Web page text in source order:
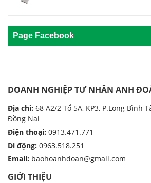
Page Facebook
DOANH NGHIỆP TƯ NHÂN ANH
Địa chỉ: 68 A2/2 Tổ 5A, KP3, P.Long Bình
Đồng Nai
Điện thoại: 0913.471.771
Di động: 0963.518.251
Email: baohoanhdoan@gmail.com
GIỚI THIỆU